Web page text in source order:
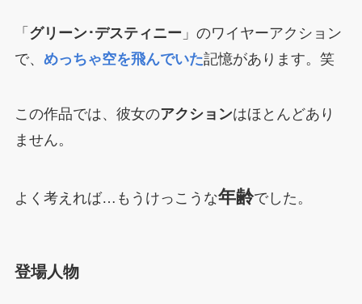
「 グリーン･デスティニー 」のワイヤーアクション
で、 めっちゃ空を飛んでいた記憶があります。笑
この作品では、彼女のアクションはほとんどあり
ません。
よく考えれば…もうけっこうな年齢でした。
登場人物